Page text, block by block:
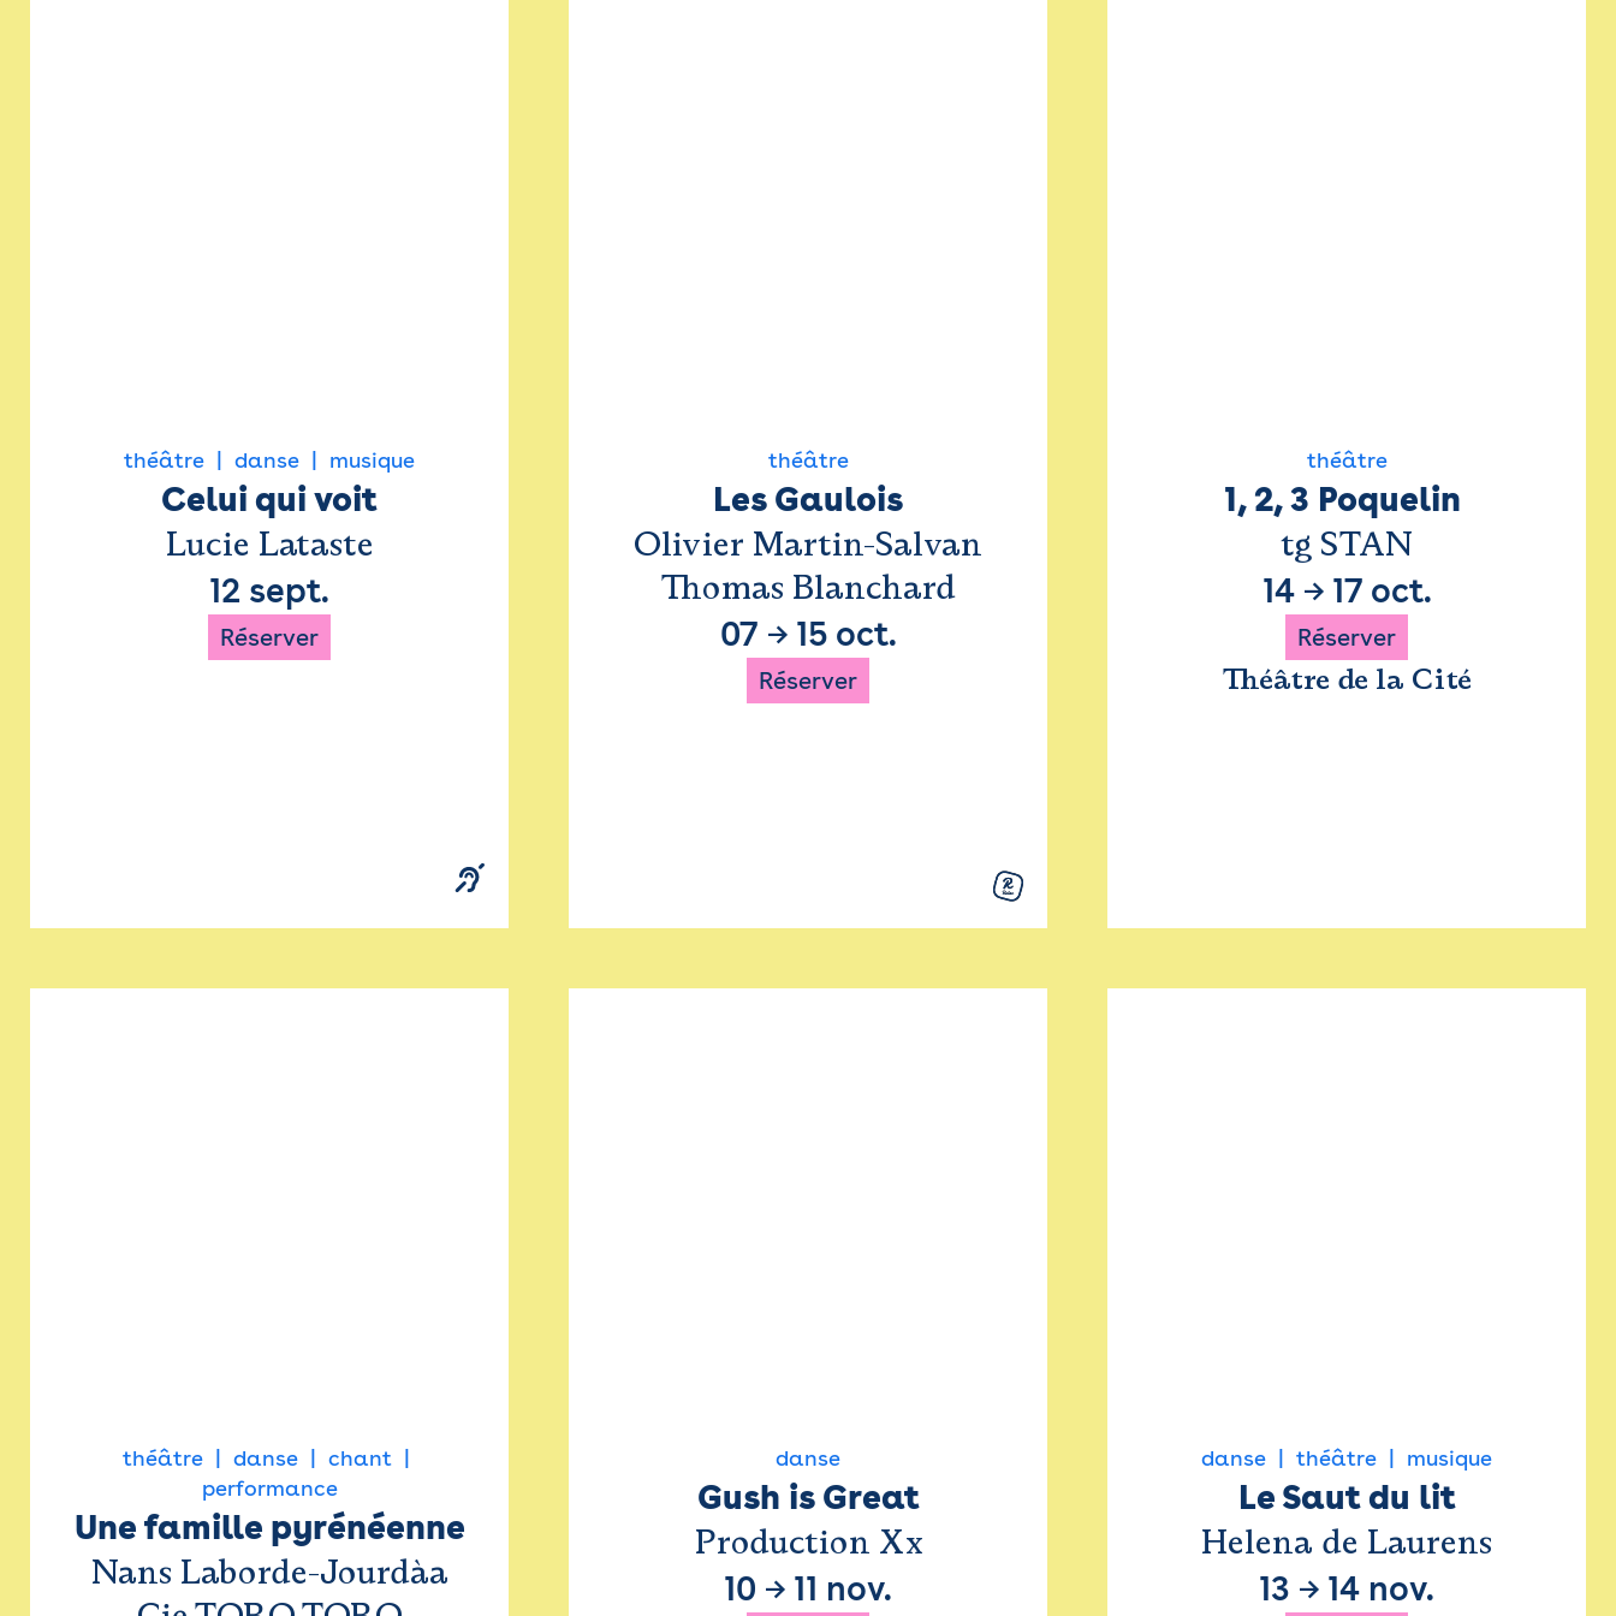
théâtre danse musique
Celui qui voit
Lucie Lataste
12 sept.
Réserver
théâtre
Les Gaulois
Olivier Martin-Salvan
Thomas Blanchard
07 → 15 oct.
Réserver
théâtre
1, 2, 3 Poquelin
tg STAN
14→ 17 oct.
Réserver
Théâtre de la Cité
théâtre danse
chant
performance
Une famille pyrénéenne
Nans Laborde-Jourdàa
danse
Gush is Great
Production Xx
10 → 11 nov.
danse théâtre musique
Le Saut du lit
Helena de Laurens
13 → 14 nov.